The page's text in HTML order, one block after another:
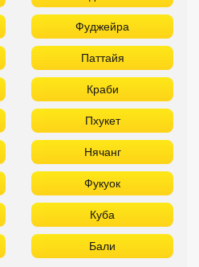
Фуджейра
Паттайя
Краби
Пхукет
Нячанг
Фукуок
Куба
Бали